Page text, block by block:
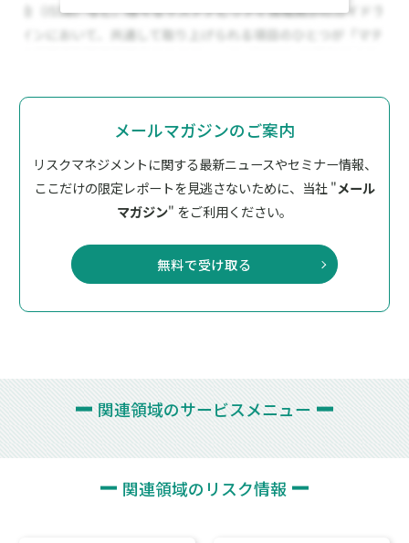
メールマガジンのご案内
リスクマネジメントに関する最新ニュースやセミナー情報、
ここだけの限定レポートを見逃さないために、 当社 "メール
マガジン" をご利用ください。
無料で受け取る
関連領域のサービスメニュー
関連領域のリスク情報